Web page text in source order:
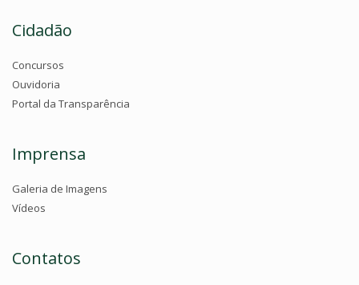
Cidadão
Concursos
Ouvidoria
Portal da Transparência
Imprensa
Galeria de Imagens
Vídeos
Contatos